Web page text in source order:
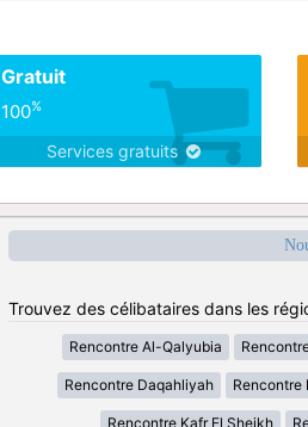
Gratuit
100%
Services gratuits
Trouvez des célibataires dans les
Rencontre Al-Qalyubia
Rencontre Daqahliyah Rencontre
Rencontre Kafr El Sheikh